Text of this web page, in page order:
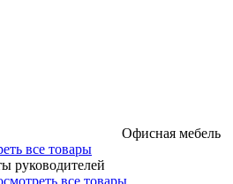
Офисная мебель
все товары
руководителей
все товары